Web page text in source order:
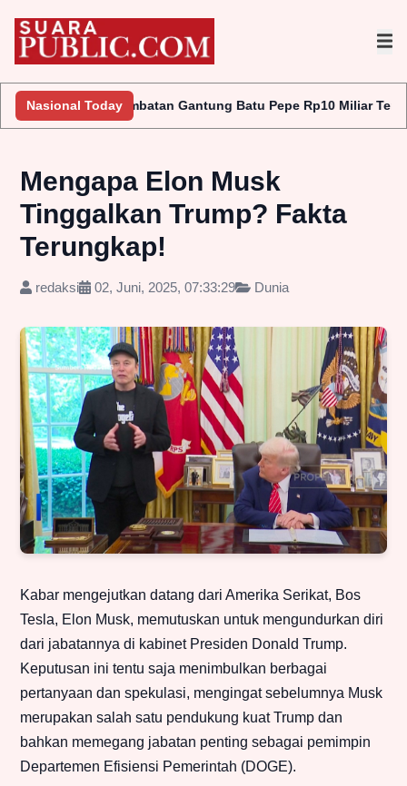
Nasional Today
Batu Pepe Rp10 Miliar Terus Disorot, LAKI P45
Mengapa Elon Musk
Tinggalkan Trump? Fakta
Terungkap!
redaksi 02, Juni, 2025, 07:33:29 Dunia
Kabar mengejutkan datang dari Amerika Serikat, Bos
Tesla, Elon Musk, memutuskan untuk mengundurkan diri
dari jabatannya di kabinet Presiden Donald Trump.
Keputusan ini tentu saja menimbulkan berbagai
pertanyaan dan spekulasi, mengingat sebelumnya Musk
merupakan salah satu pendukung kuat Trump dan
bahkan memegang jabatan penting sebagai pemimpin
Departemen Efisiensi Pemerintah (DOGE).